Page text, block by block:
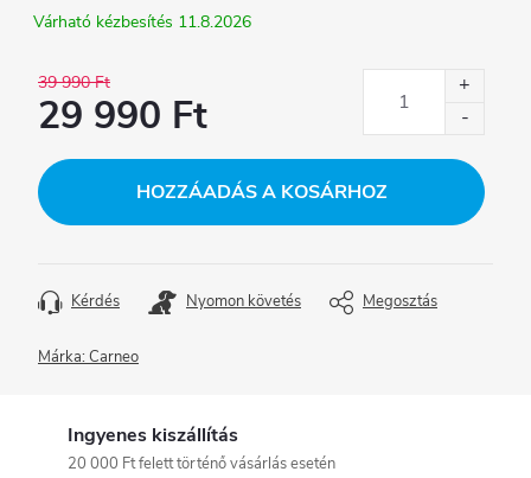
11.8.2026
39 990 Ft
29 990 Ft
HOZZÁADÁS A KOSÁRHOZ
Kérdés Nyomon követés Megosztás
Márka:Carneo
Ingyenes kiszállítás
20 000 Ft felett történő vásárlás esetén